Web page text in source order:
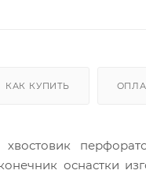
КАК КУПИТЬ
оснастки